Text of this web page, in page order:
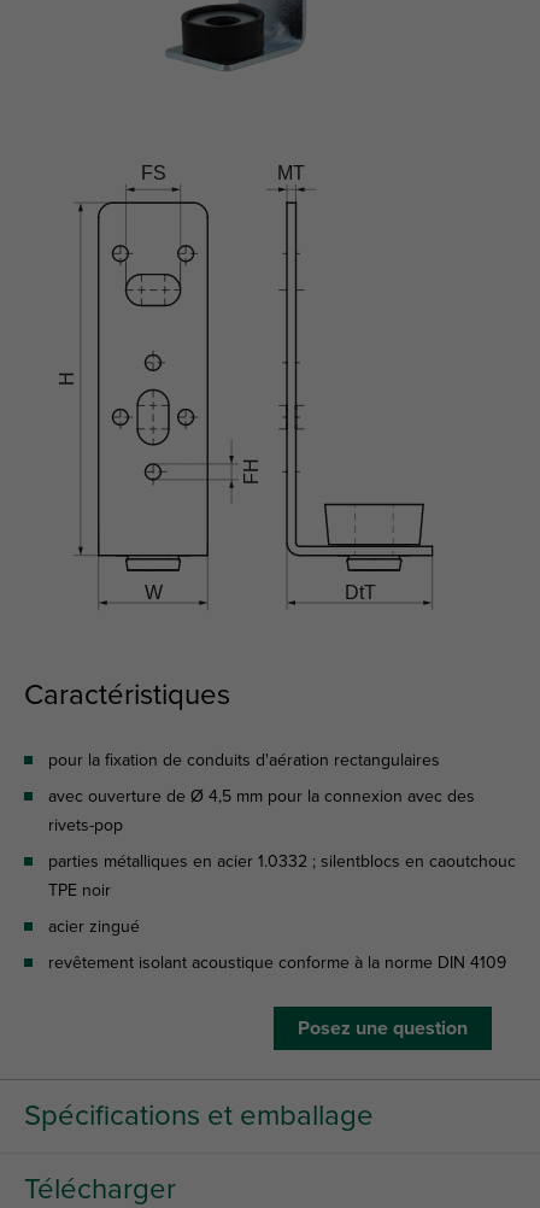
Caractéristiques
pour la fixation de conduits d'aération rectangulaires
avec ouverture de Ø 4,5 mm pour la connexion avec des
rivets-pop
parties métalliques en acier 1.0332 ; silentblocs en caoutchouc
TPE noir
acier zingué
revêtement isolant acoustique conforme à la norme DIN 4109
Posez une question
Spécifications et emballage
Télécharger